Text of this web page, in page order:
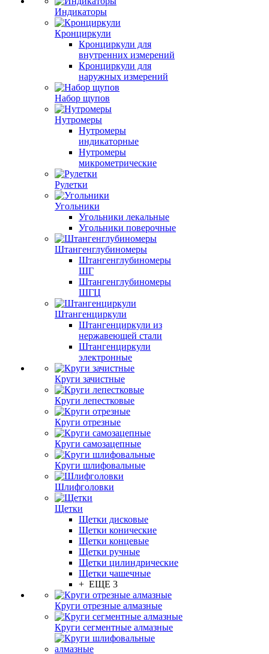
Индикаторы
Кронциркули
Кронциркули для
внутренних измерений
Кронциркули для
наружных измерений
Набор щупов
Нутромеры
Нутромеры
индикаторные
Нутромеры
микрометрические
Рулетки
Угольники
Угольники лекальные
Угольники поверочные
Штангенглубиномеры
Штангенглубиномеры
ШГ
Штангенглубиномеры
ШГЦ
Штангенциркули
Штангенциркули из
нержавеющей стали
Штангенциркули
электронные
Круги зачистные
Круги лепестковые
Круги отрезные
Круги самозацепные
Круги шлифовальные
Шлифголовки
Щетки
Щетки дисковые
Щетки конические
Щетки концевые
Щетки ручные
Щетки цилиндрические
Щетки чашечные
+ ЕЩЕ 3
Круги отрезные алмазные
Круги сегментные алмазные